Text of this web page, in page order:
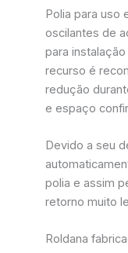
Polia para uso
oscilantes de
para
recurso é
redução
e espaço
Devido a seu
polia e assim
retorno muito
Roldana